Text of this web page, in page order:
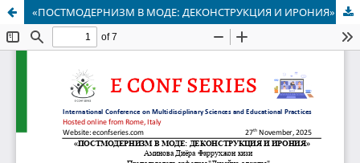
«ПОСТМОДЕРНИЗМ В МОДЕ: ДЕКОНСТРУКЦИЯ И ИРОНИЯ»